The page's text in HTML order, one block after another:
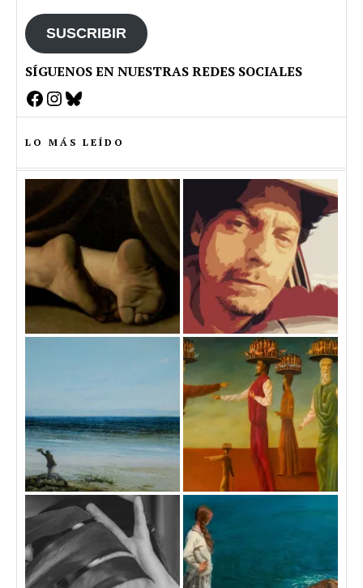
SUSCRIBIR
SÍGUENOS EN NUESTRAS REDES SOCIALES
Facebook
Instagram
Bluesky
LO MÁS LEÍDO